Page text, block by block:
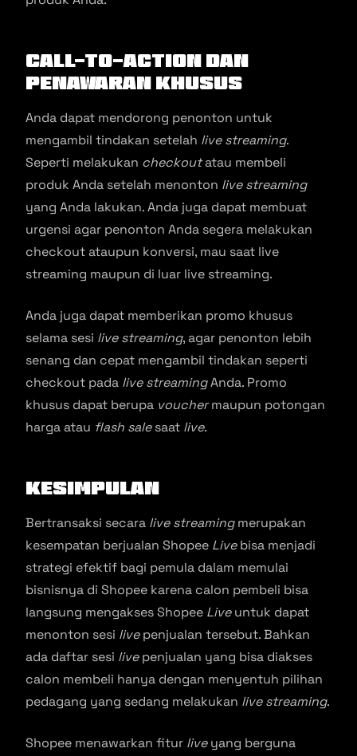
Call-To-Action dan
Penawaran Khusus
Anda dapat mendorong penonton untuk
mengambil tindakan setelah live streaming.
Seperti melakukan checkoutatau membeli
produk Anda setelah menonton live streaming
yang Anda lakukan. Anda juga dapat membuat
urgensi agar penonton Anda segera melakukan
checkout ataupun konversi, mau saat live
streaming maupun di luar live streaming.
Anda juga dapat memberikan promo khusus
selama sesi live streaming, agar penonton lebih
senang dan cepat mengambil tindakan seperti
checkout pada live streamingAnda. Promo
khusus dapat berupa vouchermaupun potongan
harga atau flash salesaat live.
Kesimpulan
Bertransaksi secara live streamingmerupakan
kesempatan berjualan Shopee Livebisa menjadi
strategi efektif bagi pemula dalam memulai
bisnisnya di Shopee karena calon pembeli bisa
langsung mengakses Shopee Liveuntuk dapat
menonton sesi livepenjualan tersebut. Bahkan
ada daftar sesi livepenjualan yang bisa diakses
calon membeli hanya dengan menyentuh pilihan
pedagang yang sedang melakukan live streaming.
Shopee menawarkan fitur liveyang berguna